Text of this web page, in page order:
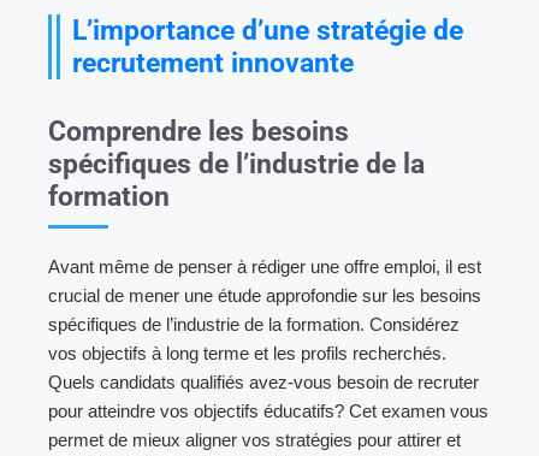
L’importance d’une stratégie de
recrutement innovante
Comprendre les besoins
spécifiques de l’industrie de la
formation
Avant même de penser à rédiger une offre emploi, il est
crucial de mener une étude approfondie sur les besoins
spécifiques de l’industrie de la formation. Considérez
vos objectifs à long terme et les profils recherchés.
Quels candidats qualifiés avez-vous besoin de recruter
pour atteindre vos objectifs éducatifs? Cet examen vous
permet de mieux aligner vos stratégies pour attirer et